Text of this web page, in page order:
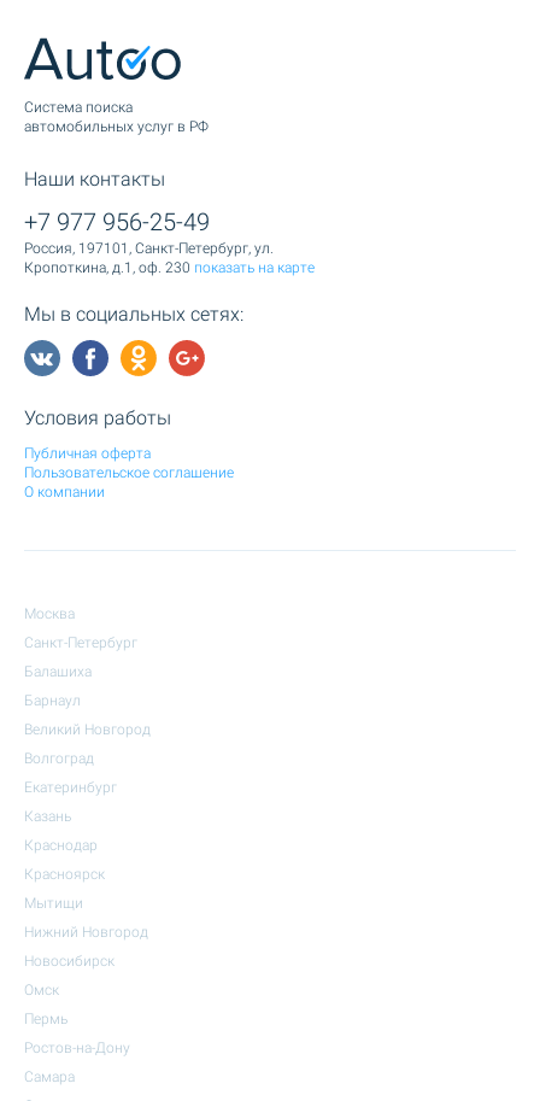
Cистема поиска
автомобильных услуг в РФ
Наши контакты
+7 977 956-25-49
Россия, 197101, Санкт-Петербург, ул.
Кропоткина, д.1, оф. 230 показать на карте
Мы в социальных сетях:
Условия работы
Публичная оферта
Пользовательское соглашение
О компании
Москва
Санкт-Петербург
Балашиха
Барнаул
Великий Новгород
Волгоград
Екатеринбург
Казань
Краснодар
Красноярск
Мытищи
Нижний Новгород
Новосибирск
Омск
Пермь
Ростов-на-Дону
Самара